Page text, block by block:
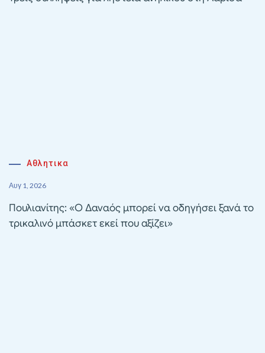
Αθλητικα
Αυγ 1, 2026
Πουλιανίτης: «Ο Δαναός μπορεί να οδηγήσει ξανά το
τρικαλινό μπάσκετ εκεί που αξίζει»